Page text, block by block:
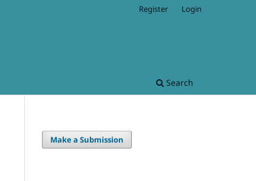
Search
Register Login
Make a Submission